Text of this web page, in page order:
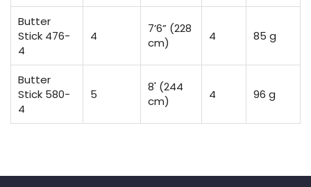
Butter
Stick 476-
4
4
7’6” (228
cm)
4 85 g
Butter
Stick 580-
4
5
8' (244
cm)
4 96 g